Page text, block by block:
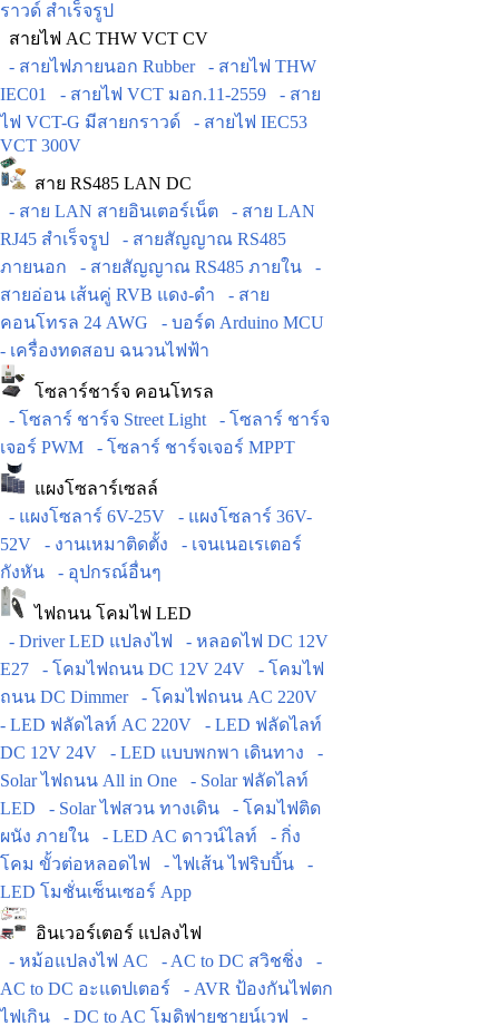
ราวด์ สำเร็จรูป
สายไฟ AC THW VCT CV
- สายไฟภายนอก Rubber
- สายไฟ THW
IEC01
- สายไฟ VCT มอก.11-2559
- สาย
ไฟ VCT-G มีสายกราวด์
- สายไฟ IEC53
VCT 300V
สาย RS485 LAN DC
- สาย LAN สายอินเตอร์เน็ต
- สาย LAN
RJ45 สำเร็จรูป
- สายสัญญาณ RS485
ภายนอก
- สายสัญญาณ RS485 ภายใน
-
สายอ่อน เส้นคู่ RVB แดง-ดำ
- สาย
คอนโทรล 24 AWG
- บอร์ด Arduino MCU
- เครื่องทดสอบ ฉนวนไฟฟ้า
โซลาร์ชาร์จ คอนโทรล
- โซลาร์ ชาร์จ Street Light
- โซลาร์ ชาร์จ
เจอร์ PWM
- โซลาร์ ชาร์จเจอร์ MPPT
แผงโซลาร์เซลล์
- แผงโซลาร์ 6V-25V
- แผงโซลาร์ 36V-
52V
- งานเหมาติดตั้ง
- เจนเนอเรเตอร์
กังหัน
- อุปกรณ์อื่นๆ
ไฟถนน โคมไฟ LED
- Driver LED แปลงไฟ
- หลอดไฟ DC 12V
E27
- โคมไฟถนน DC 12V 24V
- โคมไฟ
ถนน DC Dimmer
- โคมไฟถนน AC 220V
- LED ฟลัดไลท์ AC 220V
- LED ฟลัดไลท์
DC 12V 24V
- LED แบบพกพา เดินทาง
-
Solar ไฟถนน All in One
- Solar ฟลัดไลท์
LED
- Solar ไฟสวน ทางเดิน
- โคมไฟติด
ผนัง ภายใน
- LED AC ดาวน์ไลท์
- กิ่ง
โคม ขั้วต่อหลอดไฟ
- ไฟเส้น ไฟริบบิ้น
-
LED โมชั่นเซ็นเซอร์ App
อินเวอร์เตอร์ แปลงไฟ
- หม้อแปลงไฟ AC
- AC to DC สวิชชิ่ง
-
AC to DC อะแดปเตอร์
- AVR ป้องกันไฟตก
ไฟเกิน
- DC to AC โมดิฟายชายน์เวฟ -